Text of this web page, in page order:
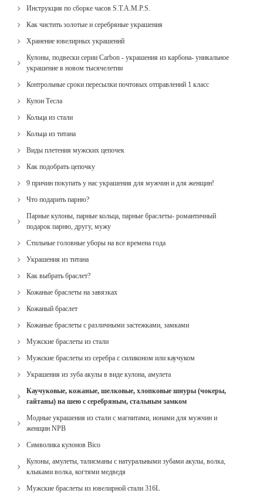
Инструкция по сборке часов S.T.A.M.P.S.
Как чистить золотые и серебряные украшения
Хранение ювелирных украшений
Кулоны, подвески серии Carbon - украшения из карбона- уникальное
украшение в новом тысячелетии
Контрольные сроки пересылки почтовых отправлений 1 класс
Кулон Тесла
Кольца из стали
Кольца из титана
Виды плетения мужских цепочек
Как подобрать цепочку
9 причин покупать у нас украшения для мужчин и для женщин!
Что подарить парню?
Парные кулоны, парные кольца, парные браслеты- романтичный
подарок парню, другу, мужу
Стильные головные уборы на все времена года
Украшения из титана
Как выбрать браслет?
Кожаные браслеты на завязках
Кожаный браслет
Кожаные браслеты с различными застежками, замками
Мужские браслеты из стали
Мужские браслеты из серебра с силиконом или каучуком
Украшения из зуба акулы в виде кулона, амулета
Каучуковые, кожаные, шелковые, хлопковые шнуры (чокеры,
гайтаны) на шею с серебряным, стальным замком
Модные украшения из стали с магнитами, ионами для мужчин и
женщин NPB
Cимволика кулонов Bico
Кулоны, амулеты, талисманы с натуральными зубами акулы, волка,
клыками волка, когтями медведя
Мужские браслеты из ювелирной стали 316L